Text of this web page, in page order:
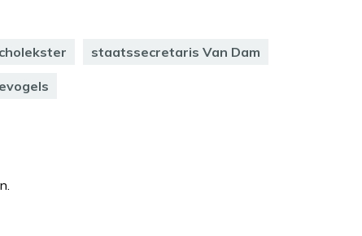
staatssecretaris Van Dam